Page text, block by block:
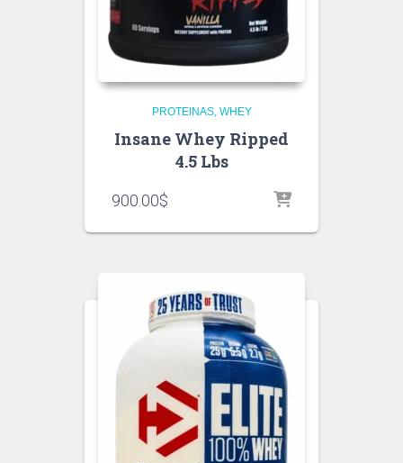
PROTEINAS WHEY
Insane Whey Ripped
4.5 Lbs
900.00$